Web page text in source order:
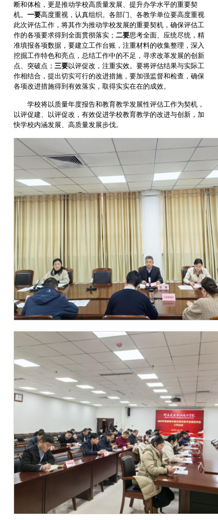
断和体检，更是推动学校高质量发展、提升办学水平的重要契
机。 一要高度重视，认真组织。各部门、各教学单位要高度重视
此次评估工作，将其作为推动学校发展的重要契机，确保评估工
作的各项要求得到全面贯彻落实； 二要思考全面、应统尽统，精
准填报各项数据，要建立工作台账，注重材料的收集整理，深入
挖掘工作特色和亮点，总结工作中的不足，寻求改革发展的创新
点、突破点； 三要以评促改，注重实效。要将评估结果与实际工
作相结合，提出切实可行的改进措施，要加强监督和检查，确保
各项改进措施得到有效落实，取得实实在在的成效。
学校将以质量年度报告和教育教学发展性评估工作为契机，
以评促建、以评促改，有效促进学校教育教学的改进与创新，加
快学校内涵发展、高质量发展步伐。